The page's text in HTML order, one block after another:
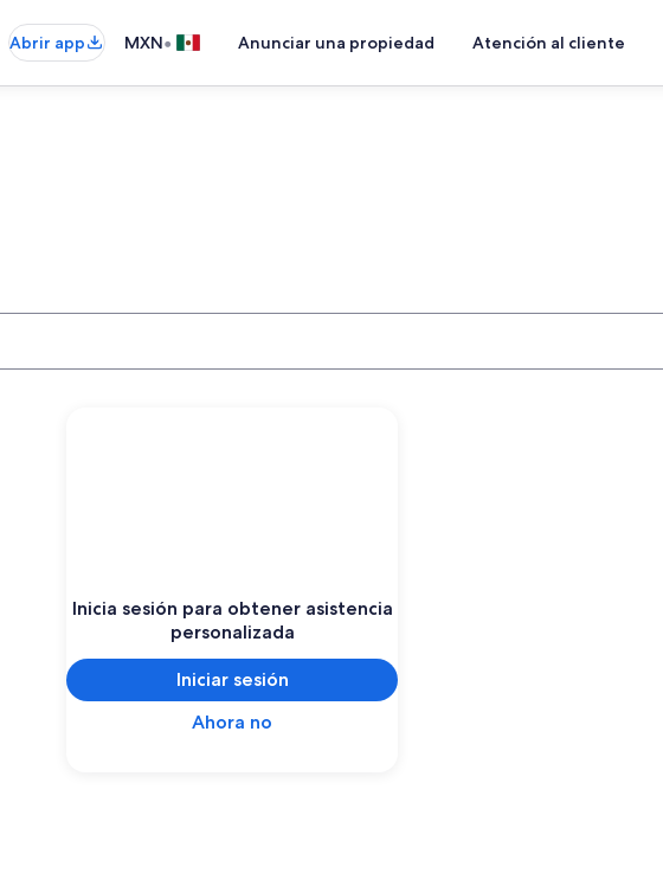
Abrir app MXN• Anunciar una propiedad Atención al cliente
Inicia sesión para obtener asistencia
personalizada
Iniciar sesión
Ahora no